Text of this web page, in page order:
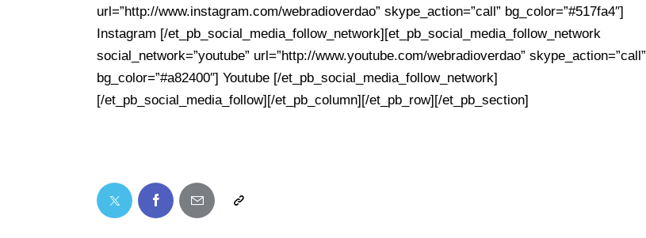
url=”http://www.instagram.com/webradioverdao” skype_action=”call” bg_color=”#517fa4″]
Instagram [/et_pb_social_media_follow_network][et_pb_social_media_follow_network
social_network=”youtube” url=”http://www.youtube.com/webradioverdao” skype_action=”call”
bg_color=”#a82400″] Youtube [/et_pb_social_media_follow_network]
[/et_pb_social_media_follow][/et_pb_column][/et_pb_row][/et_pb_section]